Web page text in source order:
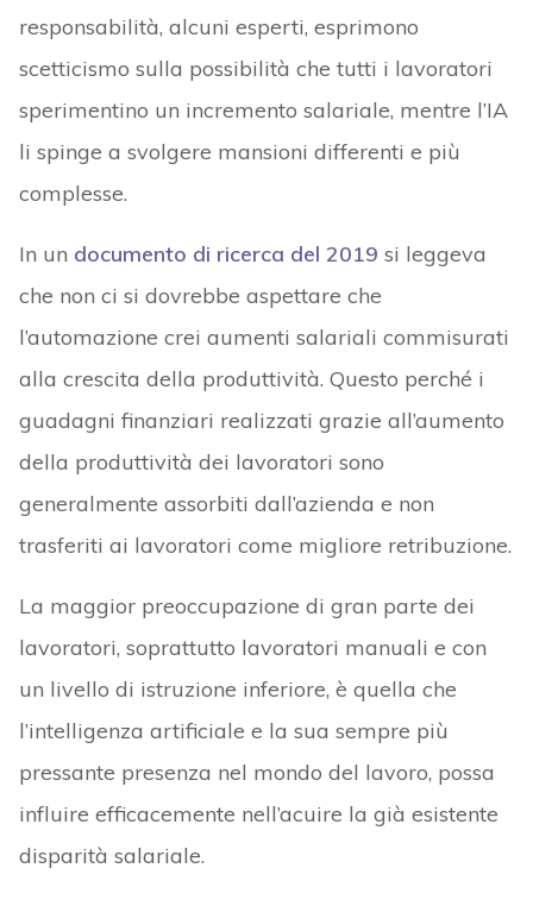
responsabilità, alcuni esperti, esprimono
scetticismo sulla possibilità che tutti i lavoratori
sperimentino un incremento salariale, mentre l’IA
li spinge a svolgere mansioni differenti e più
complesse.
In un documento di ricerca del 2019 si leggeva
che non ci si dovrebbe aspettare che
l’automazione crei aumenti salariali commisurati
alla crescita della produttività. Questo perché i
guadagni finanziari realizzati grazie all’aumento
della produttività dei lavoratori sono
generalmente assorbiti dall’azienda e non
trasferiti ai lavoratori come migliore retribuzione.
La maggior preoccupazione di gran parte dei
lavoratori, soprattutto lavoratori manuali e con
un livello di istruzione inferiore, è quella che
l’intelligenza artificiale e la sua sempre più
pressante presenza nel mondo del lavoro, possa
influire efficacemente nell’acuire la già esistente
disparità salariale.